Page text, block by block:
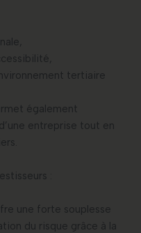
tertiaire
également
entreprise tout en
:
une forte souplesse
du risque grâce à la